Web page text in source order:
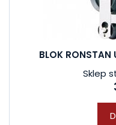
BLOK
Sklep